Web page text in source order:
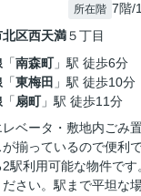
所在階 7階/
北区西天満５丁目
「南森町」駅 徒歩6分
「東梅田 」駅 徒歩10分
「扇町」駅 徒歩11分
ベータ・敷地内ごみ
揃っているので便利
駅利用可能な物件で
さい。駅まで平坦な